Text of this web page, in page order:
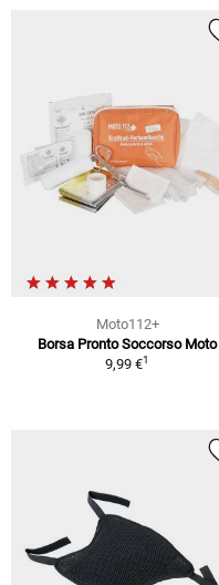
Moto112+
Borsa Pronto Soccorso Moto
9,99 €1